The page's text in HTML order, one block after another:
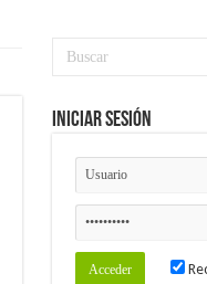
Iniciar Sesión